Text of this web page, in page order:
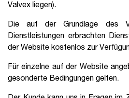
Valvex liegen).
Die auf der Grundlage des
Dienstleistungen erbrachten
der Website kostenlos zur
Für einzelne auf der Website
gesonderte Bedingungen gelten.